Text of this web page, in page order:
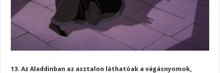
13. Az Aladdinban az asztalon láthatóak a vágásnyomok,